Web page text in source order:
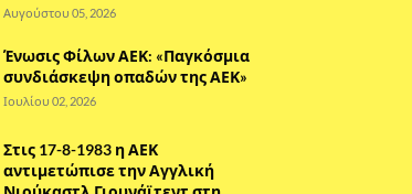
Αυγούστου 05, 2026
Ένωσις Φίλων ΑΕΚ: «Παγκόσμια
συνδιάσκεψη οπαδών της ΑΕΚ»
Ιουλίου 02, 2026
Στις 17-8-1983 η ΑΕΚ
αντιμετώπισε την Αγγλική